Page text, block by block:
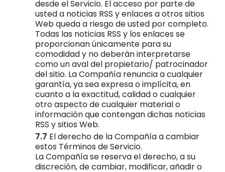
desde el Servicio. El acceso por parte de
usted a noticias RSS y enlaces a otros sitios
Web queda a riesgo de usted por completo.
Todas las noticias RSS y los enlaces se
proporcionan únicamente para su
comodidad y no deberán interpretarse
como un aval del propietario/ patrocinador
del sitio. La Compañía renuncia a cualquier
garantía, ya sea expresa o implícita, en
cuanto a la exactitud, calidad o cualquier
otro aspecto de cualquier material o
información que contengan dichas noticias
RSS y sitios Web.
El derecho de la Compañía a cambiar
estos Términos de Servicio.
La Compañía se reserva el derecho, a su
discreción, de cambiar, modificar, añadir o